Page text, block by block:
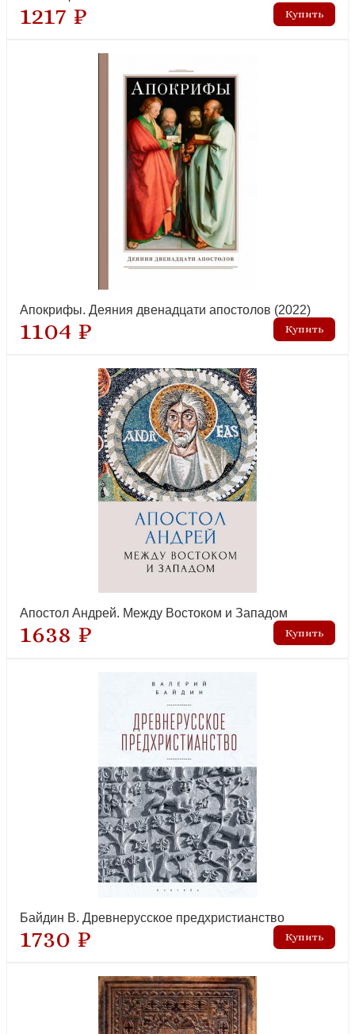
1217 ₽
Апокрифы. Деяния двенадцати апостолов (2022)
1104 ₽
Апостол Андрей. Между Востоком и Западом
1638 ₽
Байдин В. Древнерусское предхристианство
1730 ₽